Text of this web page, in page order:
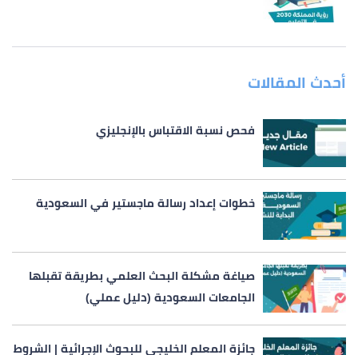
أحدث المقالات
فحص نسبة الاقتباس بالإنجليزي
خطوات إعداد رسالة ماجستير في السعودية
صياغة مشكلة البحث العلمي بطريقة تقبلها
الجامعات السعودية (دليل عملي)
جائزة المعلم الخليجي للبحوث الإجرائية | الشروط